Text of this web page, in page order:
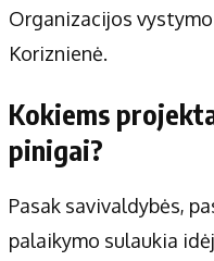
Organizacijos
Koriznienė.
Kokiems
pinigai?
Pasak savivaldybės,
palaikymo sulaukia